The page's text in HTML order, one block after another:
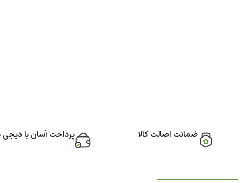
ضمانت اصالت کالا پرداخت آسان با